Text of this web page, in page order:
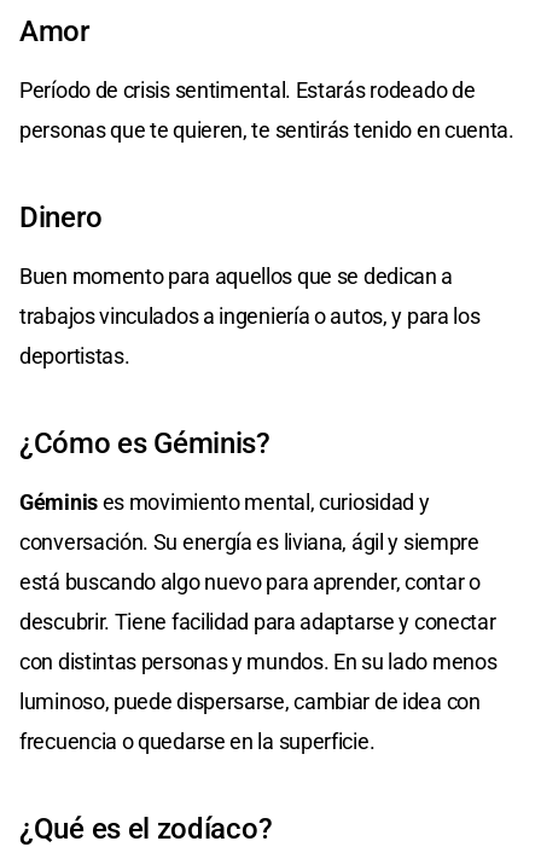
Amor
Período de crisis sentimental. Estarás rodeado de
personas que te quieren, te sentirás tenido en cuenta.
Dinero
Buen momento para aquellos que se dedican a
trabajos vinculados a ingeniería o autos, y para los
deportistas.
¿Cómo es Géminis?
Géminises movimiento mental, curiosidad y
conversación. Su energía es liviana, ágil y siempre
está buscando algo nuevo para aprender, contar o
descubrir. Tiene facilidad para adaptarse y conectar
con distintas personas y mundos. En su lado menos
luminoso, puede dispersarse, cambiar de idea con
frecuencia o quedarse en la superficie.
¿Qué es el zodíaco?